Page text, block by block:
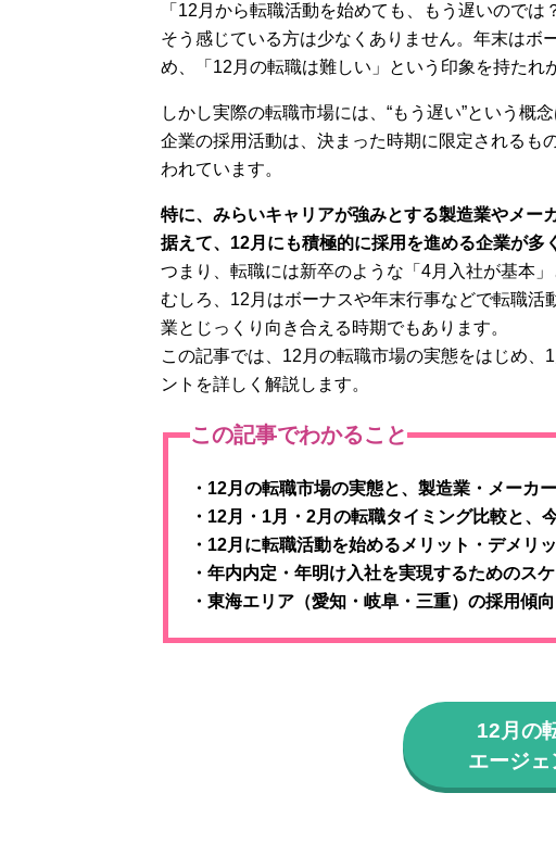
「12月から転職活動を始めても、もう遅いのでは
そう感じている方は少なくありません。年末はボ
め、「12月の転職は難しい」という印象を持たれ
しかし実際の転職市場には、“もう遅い”という概念
企業の採用活動は、決まった時期に限定されるも
われています。
特に、みらいキャリアが強みとする製造業やメー
据えて、12月にも積極的に採用を進める企業が多
つまり、転職には新卒のような「4月入社が基本」
むしろ、12月はボーナスや年末行事などで転職
業とじっくり向き合える時期でもあります。
この記事では、12月の転職市場の実態をはじめ
ントを詳しく解説します。
この記事でわかること
・12月の転職市場の実態と、製造業・メーカ
・12月・1月・2月の転職タイミング比較と、
・12月に転職活動を始めるメリット・デメリ
・年内内定・年明け入社を実現するためのス
・東海エリア（愛知・岐阜・三重）の採用傾
12月の
エージ